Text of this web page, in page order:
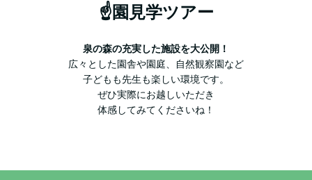
☝園見学ツアー
泉の森の充実した施設を大公開！
広々とした園舎や園庭、自然観察園など
子どもも先生も楽しい環境です。
ぜひ実際にお越しいただき
体感してみてくださいね！